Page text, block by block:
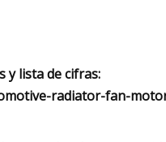
y lista de cifras:
radiator-fan-